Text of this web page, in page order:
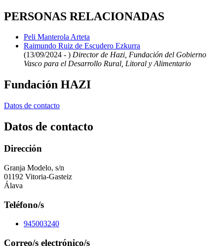
PERSONAS RELACIONADAS
Peli Manterola Arteta
Raimundo Ruiz de Escudero Ezkurra
(13/09/2024 - ) Director de Hazi, Fundación del Gobierno
Vasco para el Desarrollo Rural, Litoral y Alimentario
Fundación HAZI
Datos de contacto
Datos de contacto
Dirección
Granja Modelo, s/n
01192 Vitoria-Gasteiz
Álava
Teléfono/s
945003240
Correo/s electrónico/s